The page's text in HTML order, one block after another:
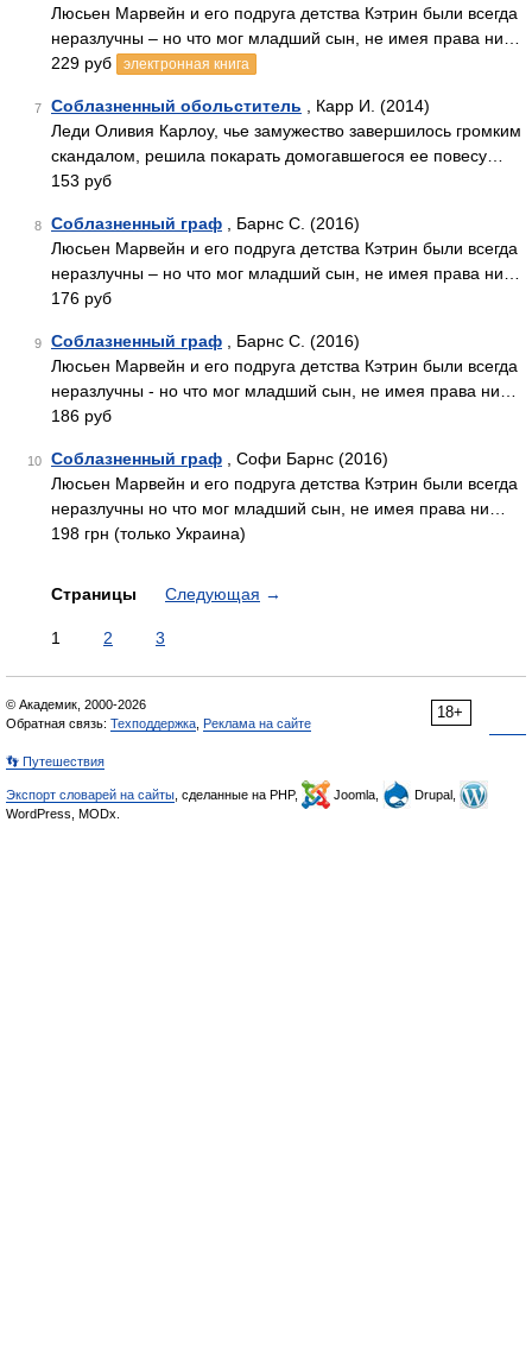
Люсьен Марвейн и его подруга детства Кэтрин были всегда
неразлучны – но что мог младший сын, не имея права ни…
229 руб
электронная книга
7 Соблазненный обольститель , Карр И. (2014)
Леди Оливия Карлоу, чье замужество завершилось громким
скандалом, решила покарать домогавшегося ее повесу…
153 руб
8 Соблазненный граф , Барнс С. (2016)
Люсьен Марвейн и его подруга детства Кэтрин были всегда
неразлучны – но что мог младший сын, не имея права ни…
176 руб
9 Соблазненный граф , Барнс С. (2016)
Люсьен Марвейн и его подруга детства Кэтрин были всегда
неразлучны - но что мог младший сын, не имея права ни…
186 руб
10 Соблазненный граф , Софи Барнс (2016)
Люсьен Марвейн и его подруга детства Кэтрин были всегда
неразлучны но что мог младший сын, не имея права ни…
198 грн (только Украина)
Страницы Следующая →
1 2 3
18+
© Академик, 2000-2026
Обратная связь: Техподдержка Реклама на сайте
👣 Путешествия
Экспорт словарей на сайты , сделанные на PHP, Joomla,
Drupal,
WordPress, MODx.